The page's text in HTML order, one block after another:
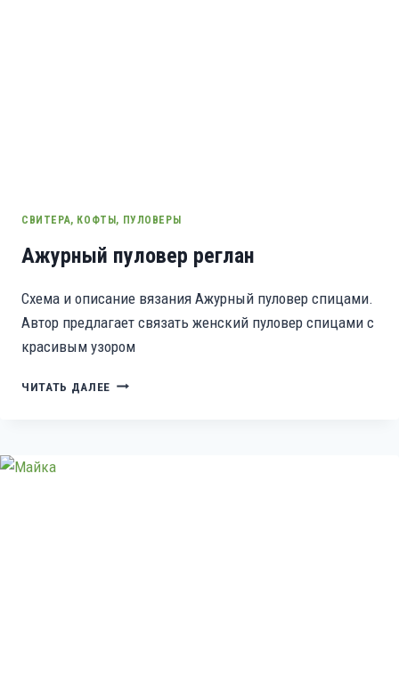
СВИТЕРА, КОФТЫ, ПУЛОВЕРЫ
Ажурный пуловер реглан
Схема и описание вязания Ажурный пуловер спицами.
Автор предлагает связать женский пуловер спицами с
красивым узором
ЧИТАТЬ ДАЛЕЕ АЖУРНЫЙ